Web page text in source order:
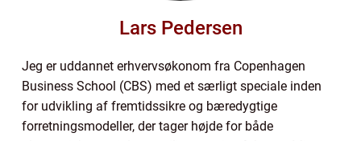
Lars Pedersen
Jeg er uddannet erhvervsøkonom fra Copenhagen
Business School (CBS) med et særligt speciale inden
for udvikling af fremtidssikre og bæredygtige
forretningsmodeller, der tager højde for både